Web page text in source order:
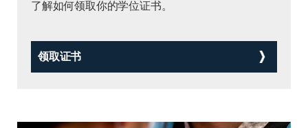
了解如何领取你的学位证书。
领取证书